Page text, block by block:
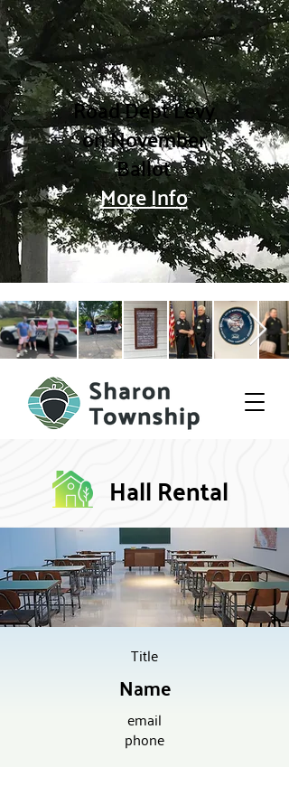
Road Dept Levy
on November
Ballot
More Info
Hall Rental
Title
Name
email
phone